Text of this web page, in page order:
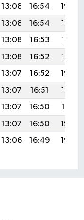
13:08 16:54
19:59
13:08 16:54
19:58
13:08 16:53
19:56
13:08 16:52
19:55
13:07 16:52
19:54
13:07 16:51
19:52
13:07 16:50
19:51
13:07 16:50
19:49
13:06 16:49 19:48